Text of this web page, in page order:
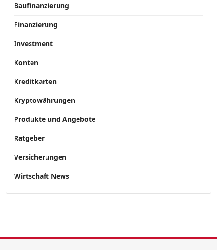
Baufinanzierung
Finanzierung
Investment
Konten
Kreditkarten
Kryptowährungen
Produkte und Angebote
Ratgeber
Versicherungen
Wirtschaft News